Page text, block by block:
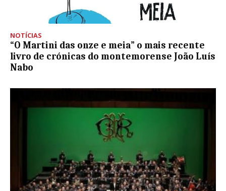
NOTÍCIAS
“O Martini das onze e meia” o mais recente
livro de crónicas do montemorense João Luís
Nabo